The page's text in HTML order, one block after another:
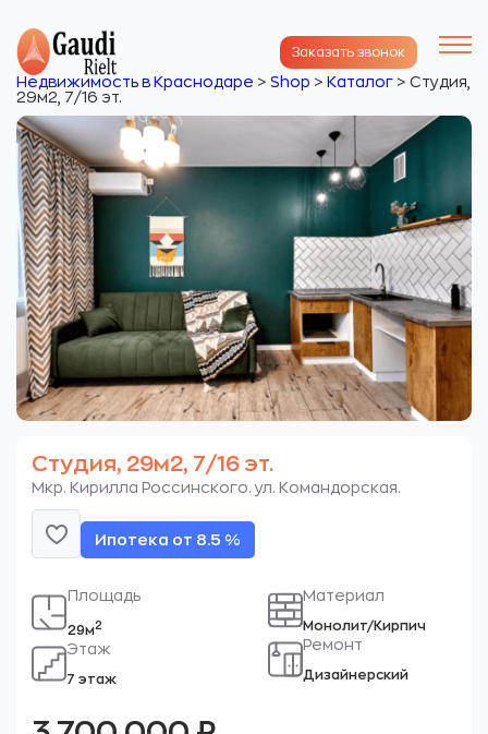
Заказать звонок
Недвижимость в Краснодаре > Shop > Каталог > Студия,
29м2, 7/16 эт.
Студия, 29м2, 7/16 эт.
Мкр. Кирилла Россинского. ул. Командорская.
Ипотека от 8.5 %
Площадь
29м2
Этаж
7 этаж
Материал
Монолит/Кирпич
Ремонт
Дизайнерский